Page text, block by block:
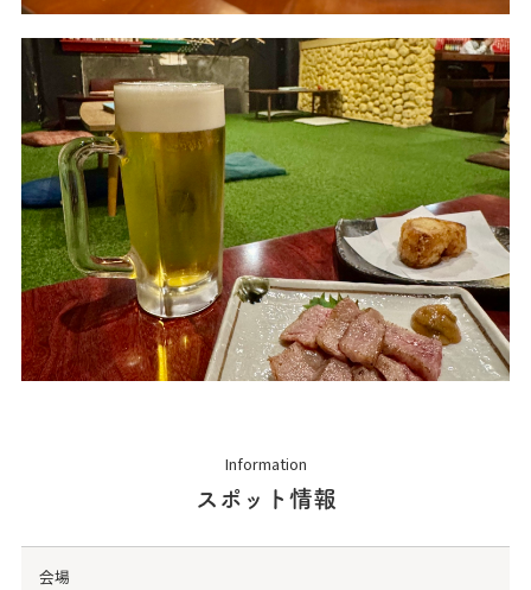
Information
スポット情報
会場